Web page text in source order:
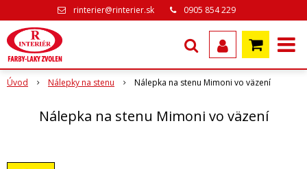
rinterier@rinterier.sk 0905 854 229
Úvod Nálepky na stenu Nálepka na stenu Mimoni vo väzení
Nálepka na stenu Mimoni vo väzení